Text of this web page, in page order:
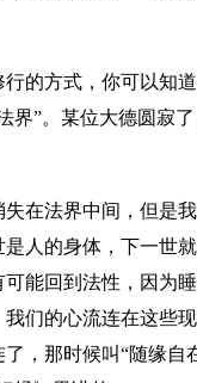
的方式，你可以知
界”。某位大德圆寂
在法界中间，但是
是人的身体，下一
能回到法性，因为
们的心流连在这些
，那时候叫“随缘